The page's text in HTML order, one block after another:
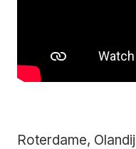
Roterdame,